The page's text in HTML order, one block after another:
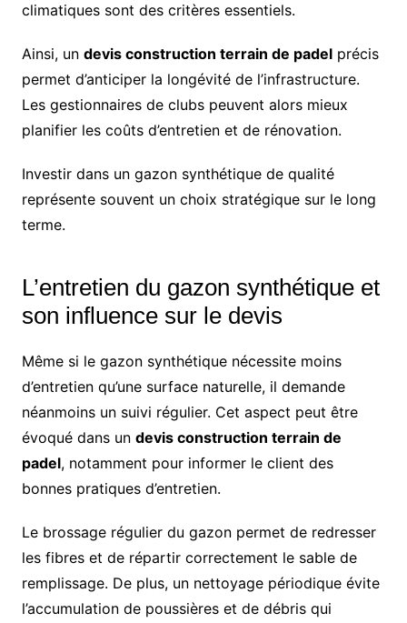
climatiques sont des critères essentiels.
Ainsi, un devis construction terrain de padelprécis
permet d’anticiper la longévité de l’infrastructure.
Les gestionnaires de clubs peuvent alors mieux
planifier les coûts d’entretien et de rénovation.
Investir dans un gazon synthétique de qualité
représente souvent un choix stratégique sur le long
terme.
L’entretien du gazon synthétique et
son influence sur le devis
Même si le gazon synthétique nécessite moins
d’entretien qu’une surface naturelle, il demande
néanmoins un suivi régulier. Cet aspect peut être
évoqué dans un devis construction terrain de
padel, notamment pour informer le client des
bonnes pratiques d’entretien.
Le brossage régulier du gazon permet de redresser
les fibres et de répartir correctement le sable de
remplissage. De plus, un nettoyage périodique évite
l’accumulation de poussières et de débris qui